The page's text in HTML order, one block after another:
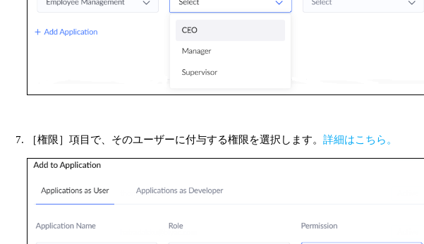
［権限］項目で、そのユーザーに付与する権限を選択します。 詳細はこちら。